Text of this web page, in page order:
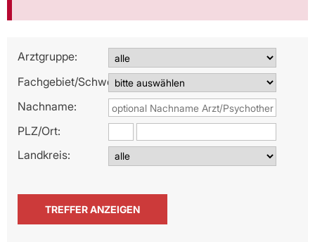
Arztgruppe:
Fachgebiet/Schwerpunkt:
Nachname:
PLZ/Ort:
Landkreis: